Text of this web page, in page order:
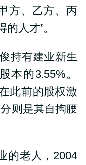
方、乙方、丙
人才”。
持有建业新生
本的3.55%。
此前的股权激
则是其自掏腰
的老人，2004